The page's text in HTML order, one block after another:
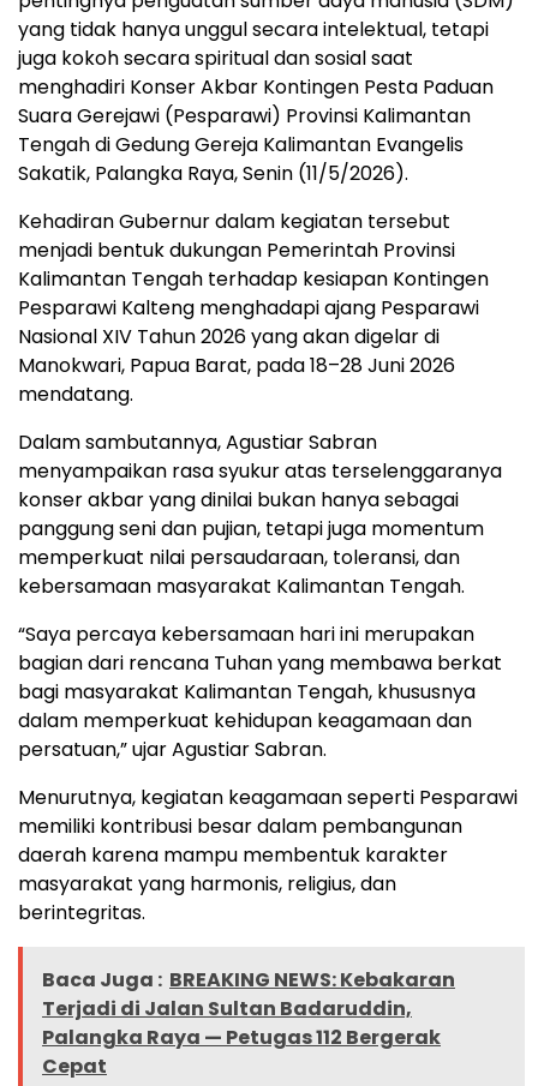
yang tidak hanya unggul secara intelektual, tetapi
juga kokoh secara spiritual dan sosial saat
menghadiri Konser Akbar Kontingen Pesta Paduan
Suara Gerejawi (Pesparawi) Provinsi Kalimantan
Tengah di Gedung Gereja Kalimantan Evangelis
Sakatik, Palangka Raya, Senin (11/5/2026).
Kehadiran Gubernur dalam kegiatan tersebut
menjadi bentuk dukungan Pemerintah Provinsi
Kalimantan Tengah terhadap kesiapan Kontingen
Pesparawi Kalteng menghadapi ajang Pesparawi
Nasional XIV Tahun 2026 yang akan digelar di
Manokwari, Papua Barat, pada 18–28 Juni 2026
mendatang.
Dalam sambutannya, Agustiar Sabran
menyampaikan rasa syukur atas terselenggaranya
konser akbar yang dinilai bukan hanya sebagai
panggung seni dan pujian, tetapi juga momentum
memperkuat nilai persaudaraan, toleransi, dan
kebersamaan masyarakat Kalimantan Tengah.
“Saya percaya kebersamaan hari ini merupakan
bagian dari rencana Tuhan yang membawa berkat
bagi masyarakat Kalimantan Tengah, khususnya
dalam memperkuat kehidupan keagamaan dan
persatuan,” ujar Agustiar Sabran.
Menurutnya, kegiatan keagamaan seperti Pesparawi
memiliki kontribusi besar dalam pembangunan
daerah karena mampu membentuk karakter
masyarakat yang harmonis, religius, dan
berintegritas.
Baca Juga : BREAKING NEWS: Kebakaran
Terjadi di Jalan Sultan Badaruddin,
Palangka Raya — Petugas 112 Bergerak
Cepat